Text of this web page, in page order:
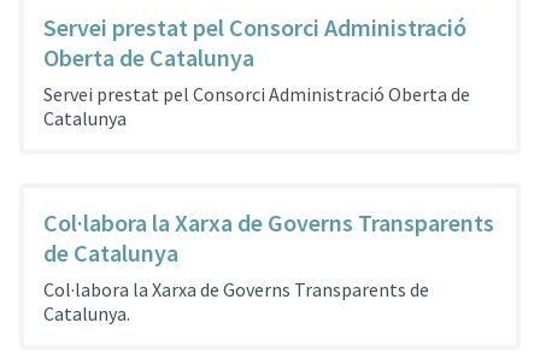
Servei prestat pel Consorci Administració
Oberta de Catalunya
Servei prestat pel Consorci Administració Oberta de
Catalunya
Col·labora la Xarxa de Governs Transparents
de Catalunya
Col·labora la Xarxa de Governs Transparents de
Catalunya.